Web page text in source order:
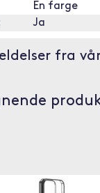
En farge
Ja
fra